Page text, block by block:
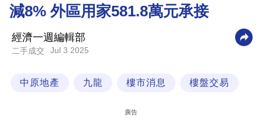
商
業
科
減8% 外區用家581.8萬元承接
經濟一週編輯部
二手成交 Jul 3 2025
中原地產 九龍 樓市消息 樓盤交易
廣告